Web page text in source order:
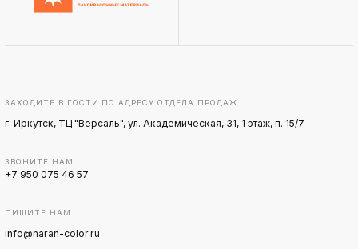
ЗАХОДИТЕ В ГОСТИ ПО АДРЕСУ ОТДЕЛА ПРОДАЖ
г. Иркутск, ТЦ "Версаль", ул. Академическая, 31, 1 этаж, п. 15/7
ЗВОНИТЕ НАМ
+7 950 075 46 57
ПИШИТЕ НАМ
info@naran-color.ru